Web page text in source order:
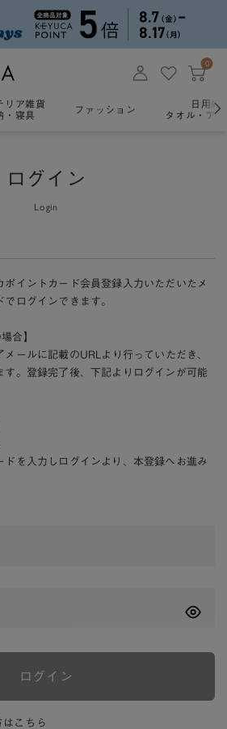
0
リア雑貨
・寝具
ファッション
日用雑
タオル・ア
ログイン
Login
イントカード会員登録入力いただいたメ
ログインできます。
合】
ールに記載のURLより行っていただき、
す。登録完了後、下記よりログインが可能
ドを入力しログインより、本登録へお進み
ログイン
こちら